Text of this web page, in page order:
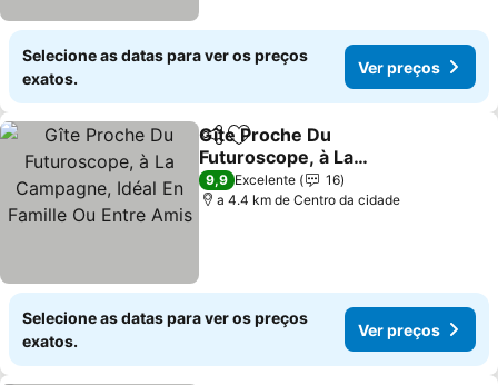
Selecione as datas para ver os preços
exatos.
Ver preços
PartilharAdicionar aos favoritos
Gîte Proche Du
Futuroscope, à La
Campagne, Idéal En
Famille Ou Entre Amis
Ver preços
9,9 Excelente
16
a 4.4 km de Centro da cidade
Selecione as datas para ver os preços
exatos.
Ver preços